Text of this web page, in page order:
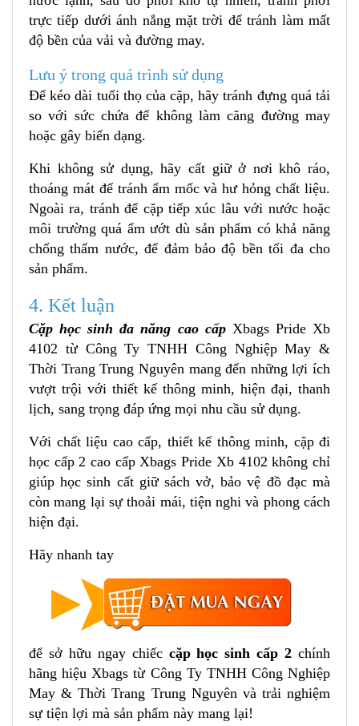
trực tiếp dưới ánh nắng mặt trời để tránh làm mất
độ bền của vải và đường may.
Lưu ý trong quá trình sử dụng
Để kéo dài tuổi thọ của cặp, hãy tránh đựng quá tải
so với sức chứa để không làm căng đường may
hoặc gây biến dạng.
Khi không sử dụng, hãy cất giữ ở nơi khô ráo,
thoáng mát để tránh ẩm mốc và hư hỏng chất liệu.
Ngoài ra, tránh để cặp tiếp xúc lâu với nước hoặc
môi trường quá ẩm ướt dù sản phẩm có khả năng
chống thấm nước, để đảm bảo độ bền tối đa cho
sản phẩm.
4. Kết luận
Cặp học sinh đa năng cao cấp Xbags Pride Xb
4102 từ Công Ty TNHH Công Nghiệp May &
Thời Trang Trung Nguyên mang đến những lợi ích
vượt trội với thiết kế thông minh, hiện đại, thanh
lịch, sang trọng đáp ứng mọi nhu cầu sử dụng.
Với chất liệu cao cấp, thiết kế thông minh, cặp đi
học cấp 2 cao cấp Xbags Pride Xb 4102 không chỉ
giúp học sinh cất giữ sách vở, bảo vệ đồ đạc mà
còn mang lại sự thoải mái, tiện nghi và phong cách
hiện đại.
Hãy nhanh tay
để sở hữu ngay chiếc cặp học sinh cấp 2 chính
hãng hiệu Xbags từ Công Ty TNHH Công Nghiệp
May & Thời Trang Trung Nguyên và trải nghiệm
sự tiện lợi mà sản phẩm này mang lại!